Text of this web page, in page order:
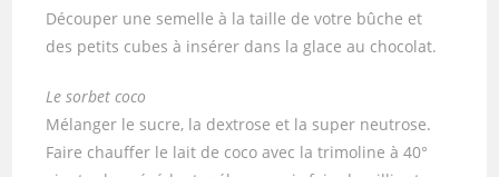
Découper une semelle à la taille de votre bûche et
des petits cubes à insérer dans la glace au chocolat.
Le sorbet coco
Mélanger le sucre, la dextrose et la super neutrose.
Faire chauffer le lait de coco avec la trimoline à 40°